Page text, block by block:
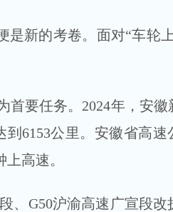
新的考卷。面对“车轮
要任务。2024年，安徽
6153公里。安徽省高速
高速。
G50沪渝高速广宣段改